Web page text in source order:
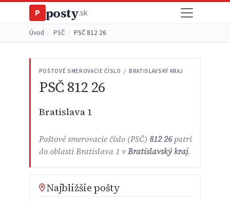
P posty.sk
Úvod PSČ PSČ 812 26
POŠTOVÉ SMEROVACIE ČÍSLO / BRATISLAVSKÝ KRAJ
PSČ 812 26
Bratislava 1
Poštové smerovacie číslo (PSČ) 812 26patrí
do oblasti Bratislava 1 vBratislavský kraj.
Najbližšie pošty